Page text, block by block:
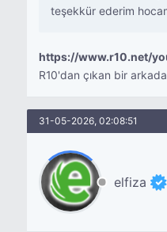
teşekkür ederim
https://www.r10.net/
R10'dan çıkan bir
31-05-2026, 02:08:51
elfiza